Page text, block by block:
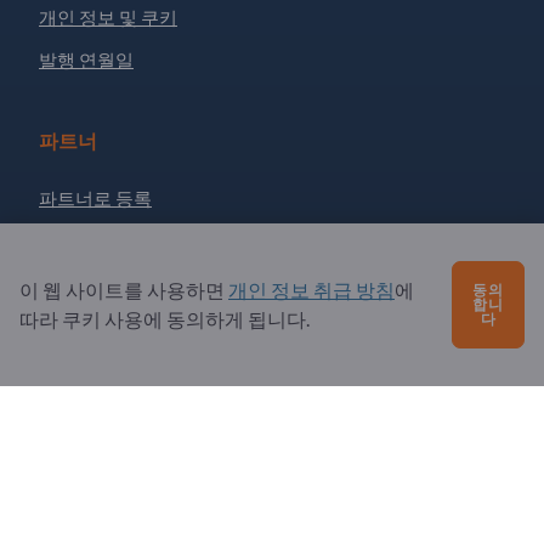
개인 정보 및 쿠키
발행 연월일
파트너
파트너로 등록
문의?
이 웹 사이트를 사용하면 개인 정보 취급 방침에
따라 쿠키 사용에 동의하게 됩니다.
동의
합니
다